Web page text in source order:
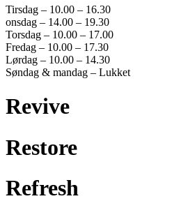
Tirsdag – 10.00 – 16.30
onsdag – 14.00 – 19.30
Torsdag – 10.00 – 17.00
Fredag – 10.00 – 17.30
Lørdag – 10.00 – 14.30
Søndag & mandag – Lukket
Revive
Restore
Refresh